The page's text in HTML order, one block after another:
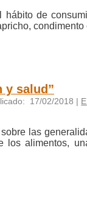
hábito de
condimento
y salud”
17/02/2018 |
las
los alimentos,